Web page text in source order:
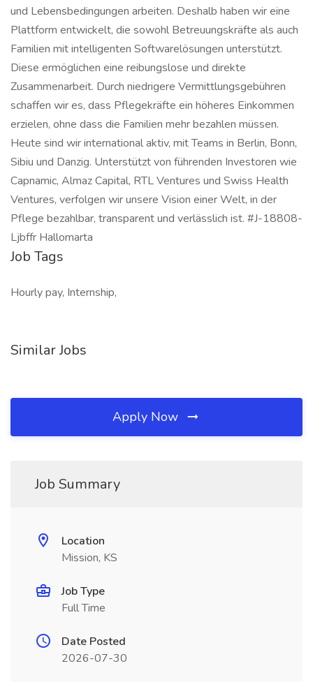
und Lebensbedingungen arbeiten. Deshalb haben wir eine
Plattform entwickelt, die sowohl Betreuungskräfte als auch
Familien mit intelligenten Softwarelösungen unterstützt.
Diese ermöglichen eine reibungslose und direkte
Zusammenarbeit. Durch niedrigere Vermittlungsgebühren
schaffen wir es, dass Pflegekräfte ein höheres Einkommen
erzielen, ohne dass die Familien mehr bezahlen müssen.
Heute sind wir international aktiv, mit Teams in Berlin, Bonn,
Sibiu und Danzig. Unterstützt von führenden Investoren wie
Capnamic, Almaz Capital, RTL Ventures und Swiss Health
Ventures, verfolgen wir unsere Vision einer Welt, in der
Pflege bezahlbar, transparent und verlässlich ist. #J-18808-
Ljbffr Hallomarta
Job Tags
Hourly pay, Internship,
Similar Jobs
Apply Now
Job Summary
Location
Mission, KS
Job Type
Full Time
Date Posted
2026-07-30